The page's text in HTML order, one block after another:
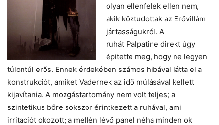
olyan ellenfelek ellen nem,
akik köztudottak az Erővillám
jártasságukról. A
ruhát Palpatine direkt úgy
építette meg, hogy ne legyen
túlontúl erős. Ennek érdekében számos hibával látta el a
konstrukciót, amiket Vadernek az idő múlásával kellett
kijavítania. A mozgástartomány nem volt teljes; a
szintetikus bőre sokszor érintkezett a ruhával, ami
irritációt okozott; a mellén lévő panel néha minden ok